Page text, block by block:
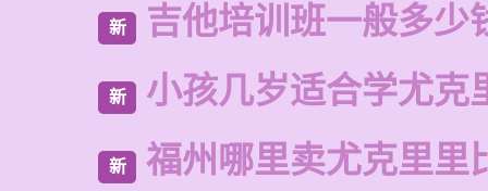
新 吉他培训班一般多少
新 小孩几岁适合学尤克
新 福州哪里卖尤克里里